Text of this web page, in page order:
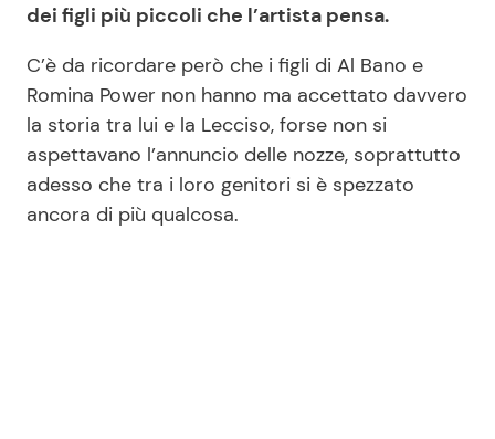
dei figli più piccoli che l’artista pensa.
C’è da ricordare però che i figli di Al Bano e
Romina Power non hanno ma accettato davvero
la storia tra lui e la Lecciso, forse non si
aspettavano l’annuncio delle nozze, soprattutto
adesso che tra i loro genitori si è spezzato
ancora di più qualcosa.